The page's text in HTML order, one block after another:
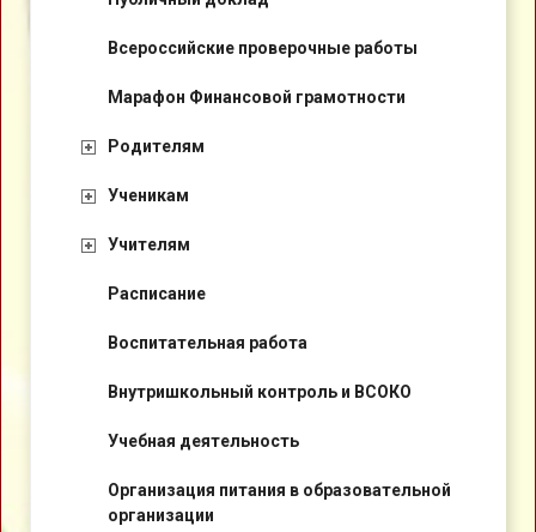
Всероссийские проверочные работы
Марафон Финансовой грамотности
Родителям
Ученикам
Учителям
Расписание
Воспитательная работа
Внутришкольный контроль и ВСОКО
Учебная деятельность
Организация питания в образовательной
организации